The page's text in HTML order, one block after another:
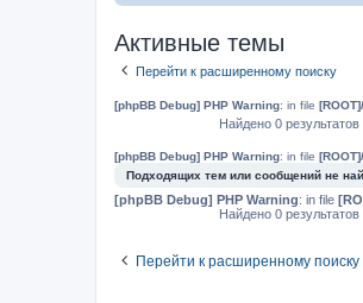
Активные темы
Перейти к расширенному поиску
[phpBB Debug] PHP Warning: in file
Найдено 0 результатов
[phpBB Debug] PHP Warning: in file
Подходящих тем или сообщений не
[phpBB Debug] PHP Warning: in file
Найдено 0 результатов
Перейти к расширенному поиску